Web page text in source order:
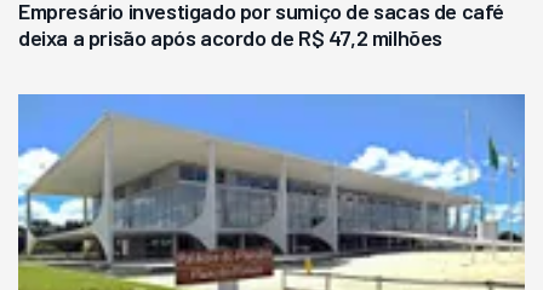
Empresário investigado por sumiço de sacas de café
deixa a prisão após acordo de R$ 47,2 milhões